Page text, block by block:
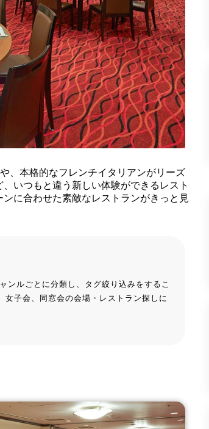
、本格的なフレンチイタリアンがリーズ
いつもと違う新しい体験ができるレスト
に合わせた素敵なレストランがきっと見
ンルごとに分類し、タグ絞り込みをするこ
子会、同窓会の会場・レストラン探しに